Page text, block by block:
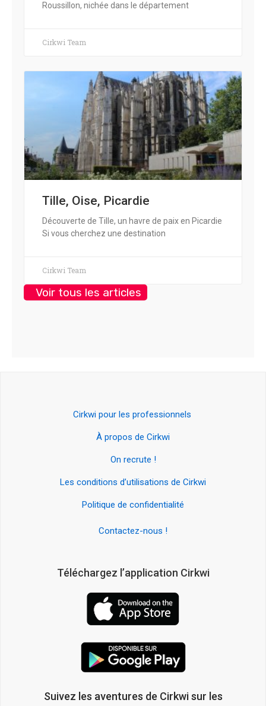
Roussillon, nichée dans le département
Cirkwi Team
Tille, Oise, Picardie
Découverte de Tille, un havre de paix en Picardie
Si vous cherchez une destination
Cirkwi Team
Voir tous les articles
Cirkwi pour les professionnels
À propos de Cirkwi
On recrute !
Les conditions d’utilisations de Cirkwi
Politique de confidentialité
Contactez-nous !
Téléchargez l’application Cirkwi
Suivez les aventures de Cirkwi sur les